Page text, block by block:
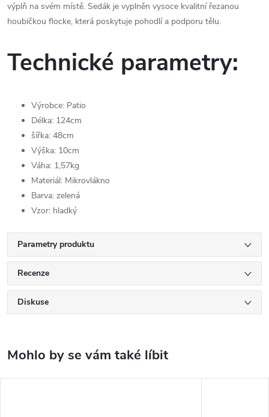
výplň na svém místě. Sedák je vyplněn vysoce kvalitní řezanou
houbičkou flocke, která poskytuje pohodlí a podporu tělu.
Technické parametry:
Výrobce: Patio
Délka: 124cm
šířka: 48cm
Výška: 10cm
Váha: 1,57kg
Materiál: Mikrovlákno
Barva: zelená
Vzor: hladký
Parametry produktu
Recenze
Diskuse